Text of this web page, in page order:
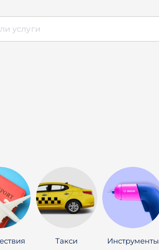
Такси Инструменты